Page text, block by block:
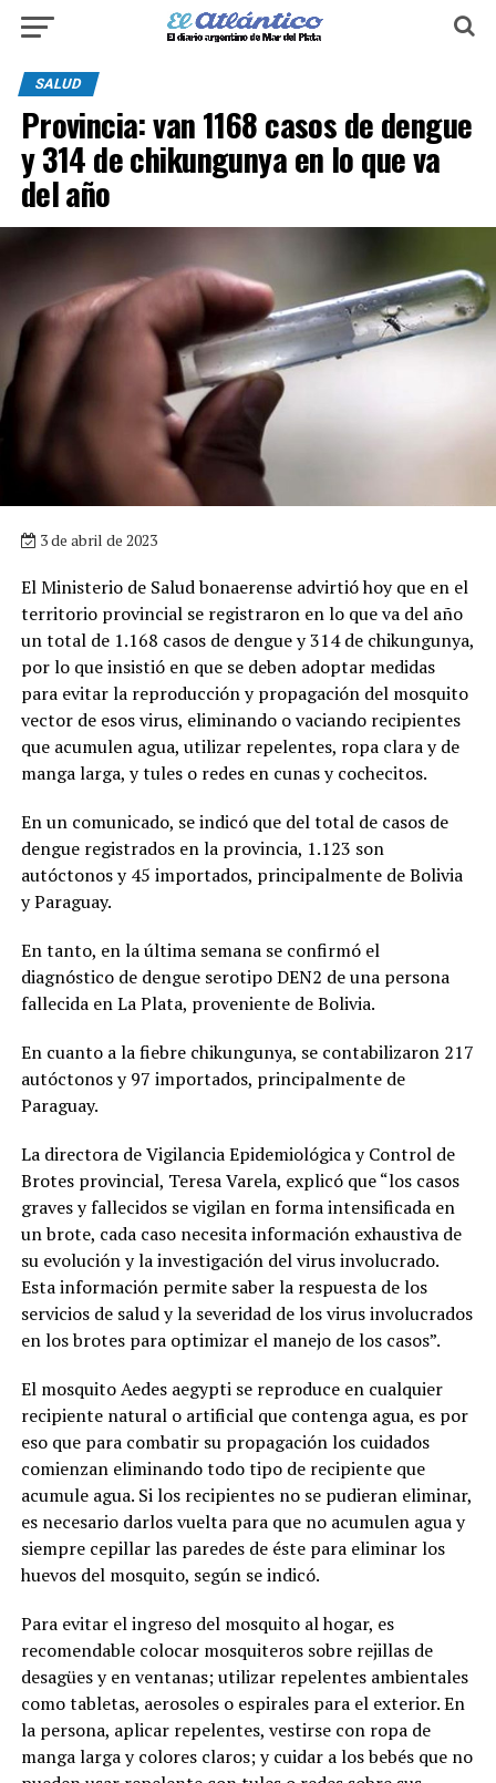
SALUD
Provincia: van 1168 casos de dengue
y 314 de chikungunya en lo que va
del año
3 de abril de 2023
El Ministerio de Salud bonaerense advirtió hoy que en el
territorio provincial se registraron en lo que va del año
un total de 1.168 casos de dengue y 314 de chikungunya,
por lo que insistió en que se deben adoptar medidas
para evitar la reproducción y propagación del mosquito
vector de esos virus, eliminando o vaciando recipientes
que acumulen agua, utilizar repelentes, ropa clara y de
manga larga, y tules o redes en cunas y cochecitos.
En un comunicado, se indicó que del total de casos de
dengue registrados en la provincia, 1.123 son
autóctonos y 45 importados, principalmente de Bolivia
y Paraguay.
En tanto, en la última semana se confirmó el
diagnóstico de dengue serotipo DEN2 de una persona
fallecida en La Plata, proveniente de Bolivia.
En cuanto a la fiebre chikungunya, se contabilizaron 217
autóctonos y 97 importados, principalmente de
Paraguay.
La directora de Vigilancia Epidemiológica y Control de
Brotes provincial, Teresa Varela, explicó que “los casos
graves y fallecidos se vigilan en forma intensificada en
un brote, cada caso necesita información exhaustiva de
su evolución y la investigación del virus involucrado.
Esta información permite saber la respuesta de los
servicios de salud y la severidad de los virus involucrados
en los brotes para optimizar el manejo de los casos”.
El mosquito Aedes aegypti se reproduce en cualquier
recipiente natural o artificial que contenga agua, es por
eso que para combatir su propagación los cuidados
comienzan eliminando todo tipo de recipiente que
acumule agua. Si los recipientes no se pudieran eliminar,
es necesario darlos vuelta para que no acumulen agua y
siempre cepillar las paredes de éste para eliminar los
huevos del mosquito, según se indicó.
Para evitar el ingreso del mosquito al hogar, es
recomendable colocar mosquiteros sobre rejillas de
desagües y en ventanas; utilizar repelentes ambientales
como tabletas, aerosoles o espirales para el exterior. En
la persona, aplicar repelentes, vestirse con ropa de
manga larga y colores claros; y cuidar a los bebés que no